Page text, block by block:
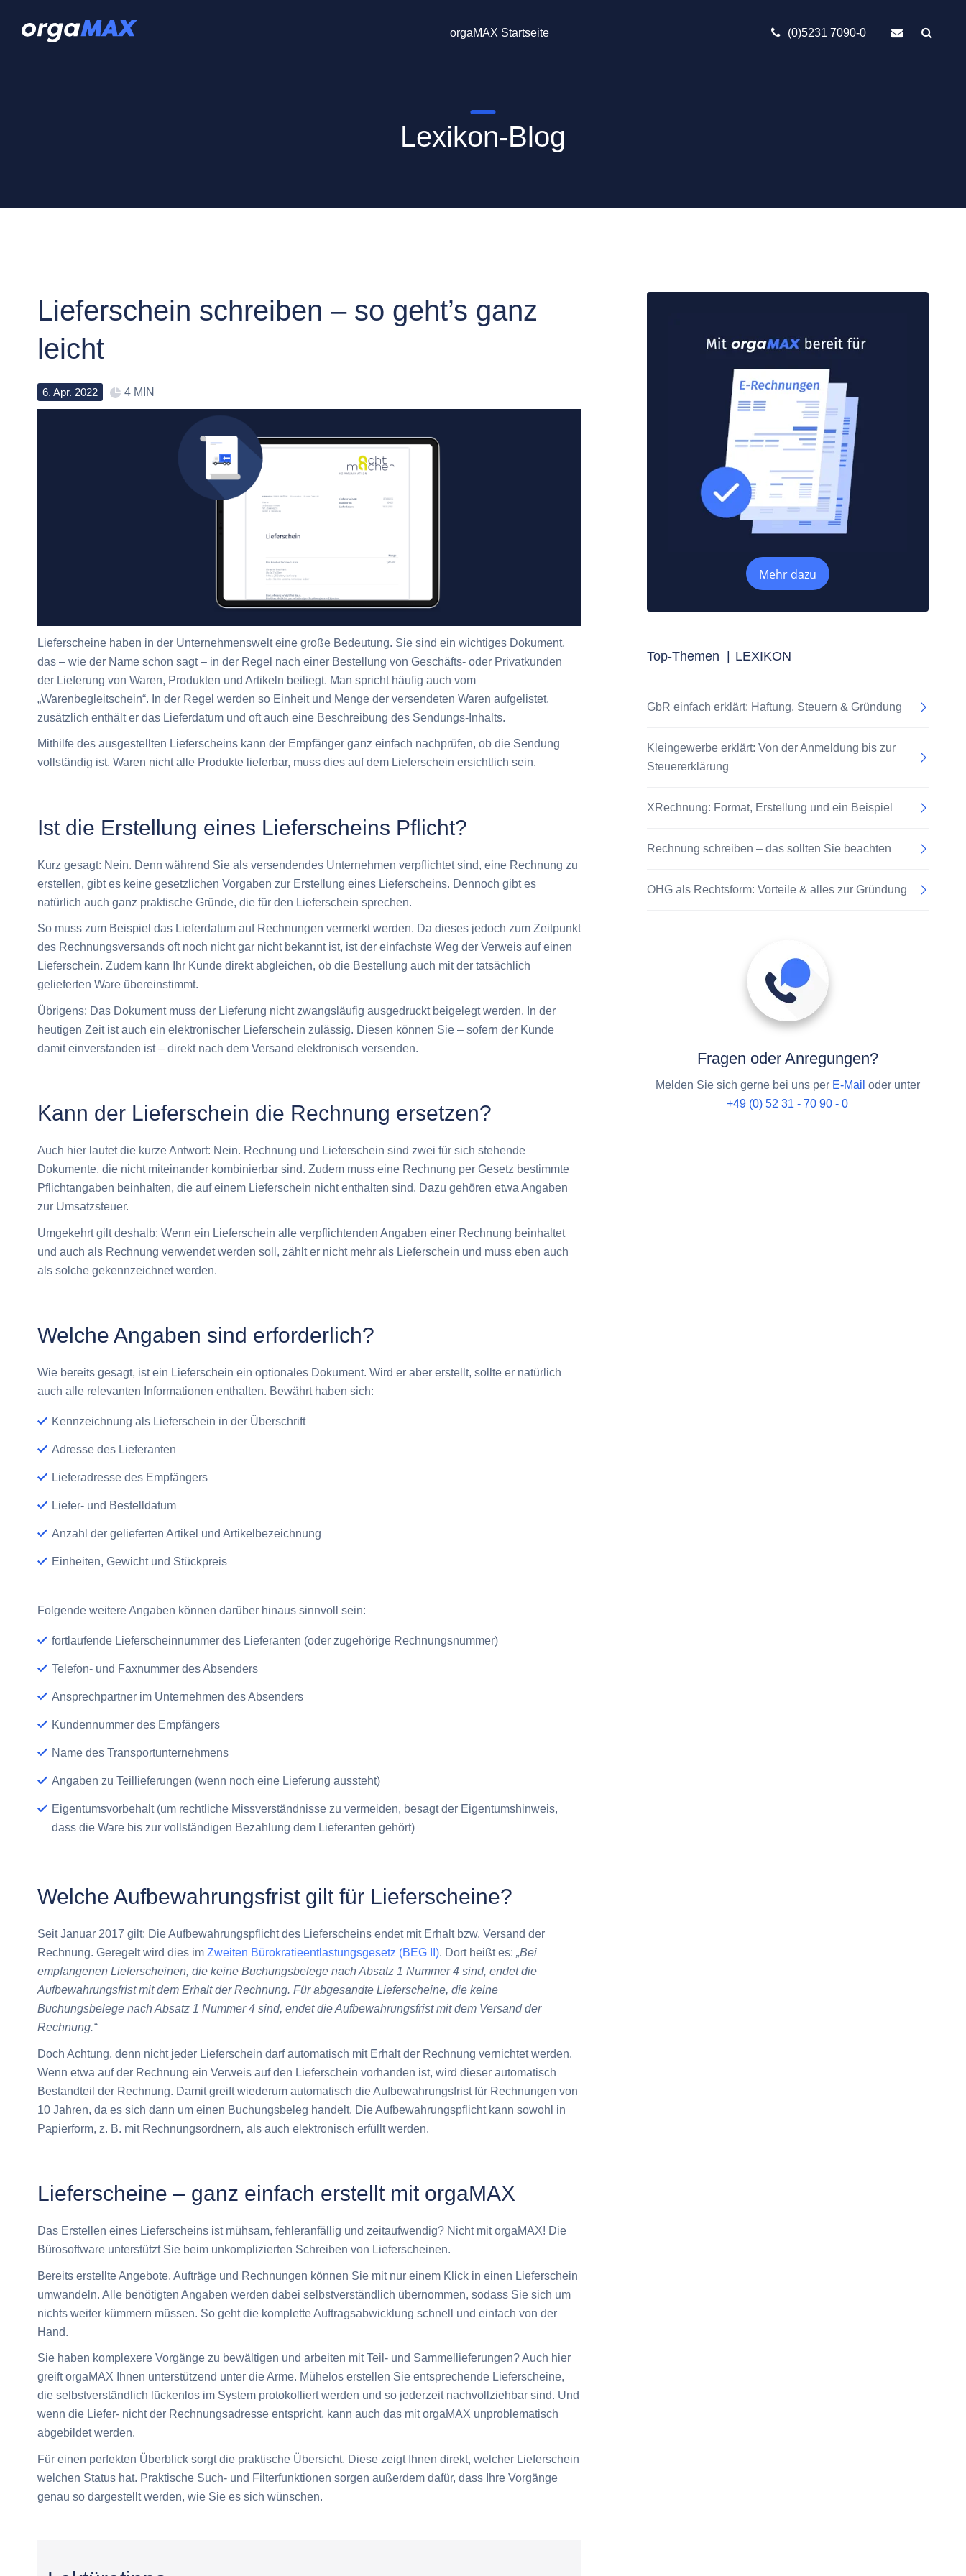
orgaMAX Startseite (0)5231 7090-0
Lexikon-Blog
Lieferschein schreiben – so geht’s ganz
leicht
6. Apr. 2022 4 MIN
Lieferscheine haben in der Unternehmenswelt eine große Bedeutung. Sie sind ein wichtiges Dokument,
das – wie der Name schon sagt – in der Regel nach einer Bestellung von Geschäfts- oder Privatkunden
der Lieferung von Waren, Produkten und Artikeln beiliegt. Man spricht häufig auch vom
„Warenbegleitschein“. In der Regel werden so Einheit und Menge der versendeten Waren aufgelistet,
zusätzlich enthält er das Lieferdatum und oft auch eine Beschreibung des Sendungs-Inhalts.
Mithilfe des ausgestellten Lieferscheins kann der Empfänger ganz einfach nachprüfen, ob die Sendung
vollständig ist. Waren nicht alle Produkte lieferbar, muss dies auf dem Lieferschein ersichtlich sein.
Ist die Erstellung eines Lieferscheins Pflicht?
Kurz gesagt: Nein. Denn während Sie als versendendes Unternehmen verpflichtet sind, eine Rechnung zu
erstellen, gibt es keine gesetzlichen Vorgaben zur Erstellung eines Lieferscheins. Dennoch gibt es
natürlich auch ganz praktische Gründe, die für den Lieferschein sprechen.
So muss zum Beispiel das Lieferdatum auf Rechnungen vermerkt werden. Da dieses jedoch zum Zeitpunkt
des Rechnungsversands oft noch nicht gar nicht bekannt ist, ist der einfachste Weg der Verweis auf einen
Lieferschein. Zudem kann Ihr Kunde direkt abgleichen, ob die Bestellung auch mit der tatsächlich
gelieferten Ware übereinstimmt.
Übrigens: Das Dokument muss der Lieferung nicht zwangsläufig ausgedruckt beigelegt werden. In der
heutigen Zeit ist auch ein elektronischer Lieferschein zulässig. Diesen können Sie – sofern der Kunde
damit einverstanden ist – direkt nach dem Versand elektronisch versenden.
Kann der Lieferschein die Rechnung ersetzen?
Auch hier lautet die kurze Antwort: Nein. Rechnung und Lieferschein sind zwei für sich stehende
Dokumente, die nicht miteinander kombinierbar sind. Zudem muss eine Rechnung per Gesetz bestimmte
Pflichtangaben beinhalten, die auf einem Lieferschein nicht enthalten sind. Dazu gehören etwa Angaben
zur Umsatzsteuer.
Umgekehrt gilt deshalb: Wenn ein Lieferschein alle verpflichtenden Angaben einer Rechnung beinhaltet
und auch als Rechnung verwendet werden soll, zählt er nicht mehr als Lieferschein und muss eben auch
als solche gekennzeichnet werden.
Welche Angaben sind erforderlich?
Wie bereits gesagt, ist ein Lieferschein ein optionales Dokument. Wird er aber erstellt, sollte er natürlich
auch alle relevanten Informationen enthalten. Bewährt haben sich:
Kennzeichnung als Lieferschein in der Überschrift
Adresse des Lieferanten
Lieferadresse des Empfängers
Liefer- und Bestelldatum
Anzahl der gelieferten Artikel und Artikelbezeichnung
Einheiten, Gewicht und Stückpreis
Folgende weitere Angaben können darüber hinaus sinnvoll sein:
fortlaufende Lieferscheinnummer des Lieferanten (oder zugehörige Rechnungsnummer)
Telefon- und Faxnummer des Absenders
Ansprechpartner im Unternehmen des Absenders
Kundennummer des Empfängers
Name des Transportunternehmens
Angaben zu Teillieferungen (wenn noch eine Lieferung aussteht)
Eigentumsvorbehalt (um rechtliche Missverständnisse zu vermeiden, besagt der Eigentumshinweis,
dass die Ware bis zur vollständigen Bezahlung dem Lieferanten gehört)
Welche Aufbewahrungsfrist gilt für Lieferscheine?
Seit Januar 2017 gilt: Die Aufbewahrungspflicht des Lieferscheins endet mit Erhalt bzw. Versand der
Rechnung. Geregelt wird dies im Zweiten Bürokratieentlastungsgesetz (BEG II). Dort heißt es: „Bei
empfangenen Lieferscheinen, die keine Buchungsbelege nach Absatz 1 Nummer 4 sind, endet die
Aufbewahrungsfrist mit dem Erhalt der Rechnung. Für abgesandte Lieferscheine, die keine
Buchungsbelege nach Absatz 1 Nummer 4 sind, endet die Aufbewahrungsfrist mit dem Versand der
Rechnung.“
Doch Achtung, denn nicht jeder Lieferschein darf automatisch mit Erhalt der Rechnung vernichtet werden.
Wenn etwa auf der Rechnung ein Verweis auf den Lieferschein vorhanden ist, wird dieser automatisch
Bestandteil der Rechnung. Damit greift wiederum automatisch die Aufbewahrungsfrist für Rechnungen von
10 Jahren, da es sich dann um einen Buchungsbeleg handelt. Die Aufbewahrungspflicht kann sowohl in
Papierform, z. B. mit Rechnungsordnern, als auch elektronisch erfüllt werden.
Lieferscheine – ganz einfach erstellt mit orgaMAX
Das Erstellen eines Lieferscheins ist mühsam, fehleranfällig und zeitaufwendig? Nicht mit orgaMAX! Die
Bürosoftware unterstützt Sie beim unkomplizierten Schreiben von Lieferscheinen.
Bereits erstellte Angebote, Aufträge und Rechnungen können Sie mit nur einem Klick in einen Lieferschein
umwandeln. Alle benötigten Angaben werden dabei selbstverständlich übernommen, sodass Sie sich um
nichts weiter kümmern müssen. So geht die komplette Auftragsabwicklung schnell und einfach von der
Hand.
Sie haben komplexere Vorgänge zu bewältigen und arbeiten mit Teil- und Sammellieferungen? Auch hier
greift orgaMAX Ihnen unterstützend unter die Arme. Mühelos erstellen Sie entsprechende Lieferscheine,
die selbstverständlich lückenlos im System protokolliert werden und so jederzeit nachvollziehbar sind. Und
wenn die Liefer- nicht der Rechnungsadresse entspricht, kann auch das mit orgaMAX unproblematisch
abgebildet werden.
Für einen perfekten Überblick sorgt die praktische Übersicht. Diese zeigt Ihnen direkt, welcher Lieferschein
welchen Status hat. Praktische Such- und Filterfunktionen sorgen außerdem dafür, dass Ihre Vorgänge
genau so dargestellt werden, wie Sie es sich wünschen.
Mehr dazu
Top-Themen | LEXIKON
GbR einfach erklärt: Haftung, Steuern & Gründung
Kleingewerbe erklärt: Von der Anmeldung bis zur
Steuererklärung
XRechnung: Format, Erstellung und ein Beispiel
Rechnung schreiben – das sollten Sie beachten
OHG als Rechtsform: Vorteile & alles zur Gründung
Fragen oder Anregungen?
Melden Sie sich gerne bei uns per E-Mail oder unter
+49 (0) 52 31 - 70 90 - 0